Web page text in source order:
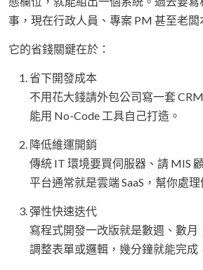
事，現在行政人員、專案 PM 甚至老闆
它的省錢關鍵在於：
省下開發成本
不用花大錢請外包公司寫一套
能用 No-Code 工具自己打造。
降低維運開銷
傳統 IT 環境要買伺服器、請 MIS
平台通常就是雲端 SaaS，幫你處
彈性快速迭代
寫程式開發一改版就是數週、數月
調整表單或邏輯，幾分鐘就能完成